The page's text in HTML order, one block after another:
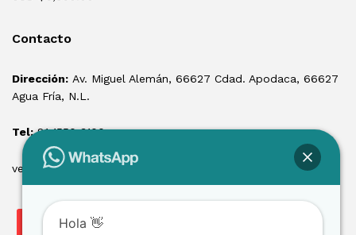
Contacto
Dirección: Av. Miguel Alemán, 66627 Cdad. Apodaca, 66627
Agua Fría, N.L.
Tel:81 1550 3100
ventas@losmontacargas.mx
Hola 👋